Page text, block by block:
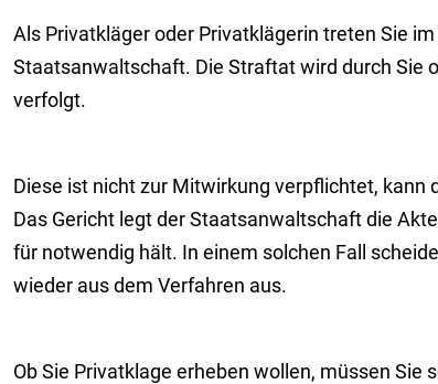
Als Privatkläger oder Privatklägerin treten Sie
Staatsanwaltschaft. Die Straftat wird durch Sie
verfolgt.
Diese ist nicht zur Mitwirkung verpflichtet, kann
Das Gericht legt der Staatsanwaltschaft die
fürnotwendig hält. In einem solchen Fall
wieder aus dem Verfahren aus.
Ob Sie Privatklage erheben wollen, müssen Sie